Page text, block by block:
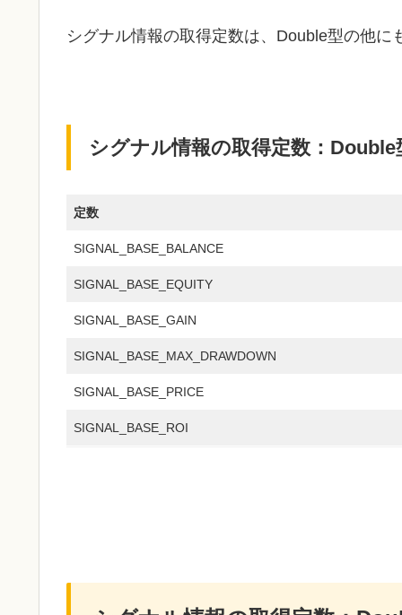
シグナル情報の取得定数は、Double型の他
シグナル情報の取得定数：
定数
SIGNAL_BASE_BALANCE
SIGNAL_BASE_EQUITY
SIGNAL_BASE_GAIN
SIGNAL_BASE_MAX_DRAWDOWN
SIGNAL_BASE_PRICE
SIGNAL_BASE_ROI